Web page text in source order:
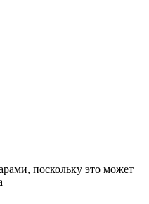
поскольку это может